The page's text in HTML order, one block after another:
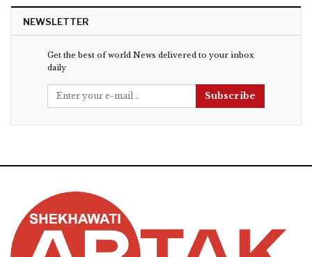
NEWSLETTER
Get the best of world News delivered to your inbox
daily
Subscribe